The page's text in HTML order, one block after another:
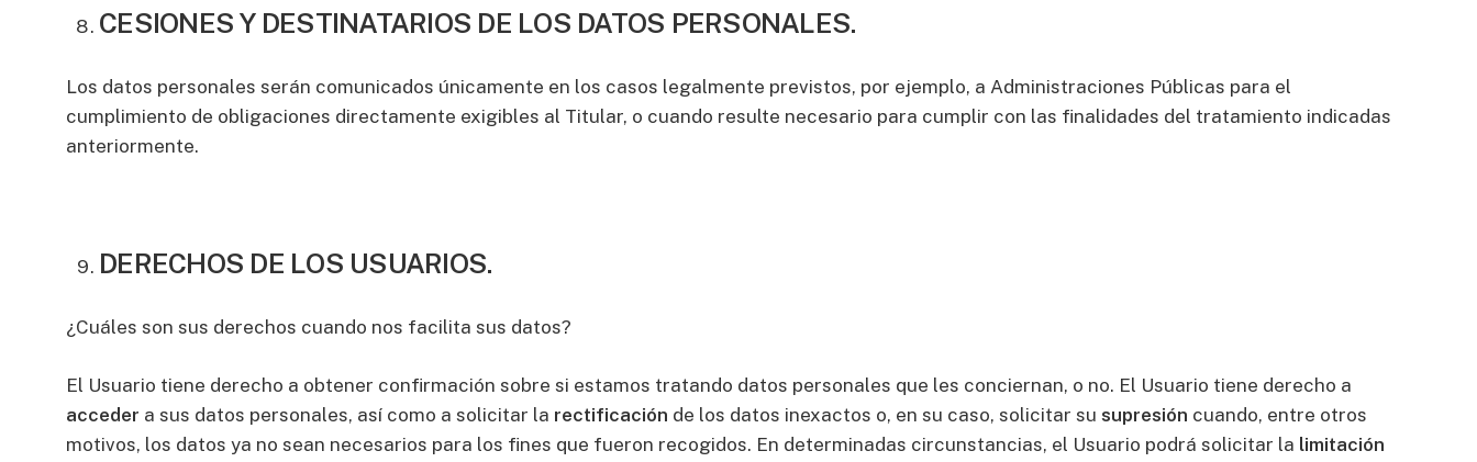
CESIONES Y DESTINATARIOS DE LOS DATOS PERSONALES.
Los datos personales serán comunicados únicamente en los casos legalmente previstos, por ejemplo, a Administraciones Públicas para el
cumplimiento de obligaciones directamente exigibles al Titular, o cuando resulte necesario para cumplir con las finalidades del tratamiento indicadas
anteriormente.
DERECHOS DE LOS USUARIOS.
¿Cuáles son sus derechos cuando nos facilita sus datos?
El Usuario tiene derecho a obtener confirmación sobre si estamos tratando datos personales que les conciernan, o no. El Usuario tiene derecho a
acceder a sus datos personales, así como a solicitar la rectificación de los datos inexactos o, en su caso, solicitar su supresión cuando, entre otros
motivos, los datos ya no sean necesarios para los fines que fueron recogidos. En determinadas circunstancias, el Usuario podrá solicitar la limitación